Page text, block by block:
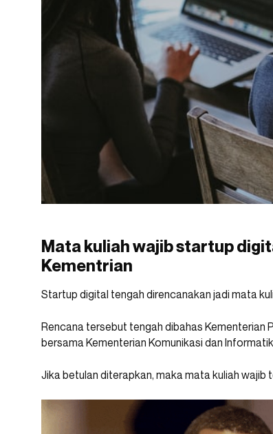
Mata kuliah wajib startup
Kementrian
Startup digital tengah direncanakan jadi mata
Rencana tersebut tengah dibahas Kementerian
bersama Kementerian Komunikasi dan
Jika betulan diterapkan, maka mata kuliah